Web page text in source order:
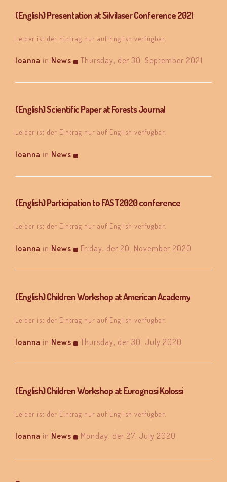
(English) Presentation at Silvilaser Conference 2021
Leider ist der Eintrag nur auf English verfügbar.
Ioanna in News Thursday, der 30. September 2021
(English) Scientific Paper at Forests Journal
Leider ist der Eintrag nur auf English verfügbar.
Ioanna in News
(English) Participation to FAST2020 conference
Leider ist der Eintrag nur auf English verfügbar.
Ioanna in News Friday, der 20. November 2020
(English) Children Workshop at American Academy
Leider ist der Eintrag nur auf English verfügbar.
Ioanna in News Thursday, der 30. July 2020
(English) Children Workshop at Eurognosi Kolossi
Leider ist der Eintrag nur auf English verfügbar.
Ioanna in News Monday, der 27. July 2020